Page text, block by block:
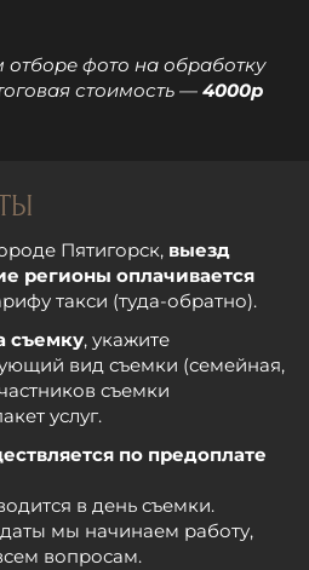
фото на обработку
стоимость — 4000р
Пятигорск, выезд
регионы оплачивается
такси (туда-обратно).
съемку, укажите
вид съемки (семейная,
съемки
услуг.
по предоплате
в день съемки.
мы начинаем работу,
вопросам.